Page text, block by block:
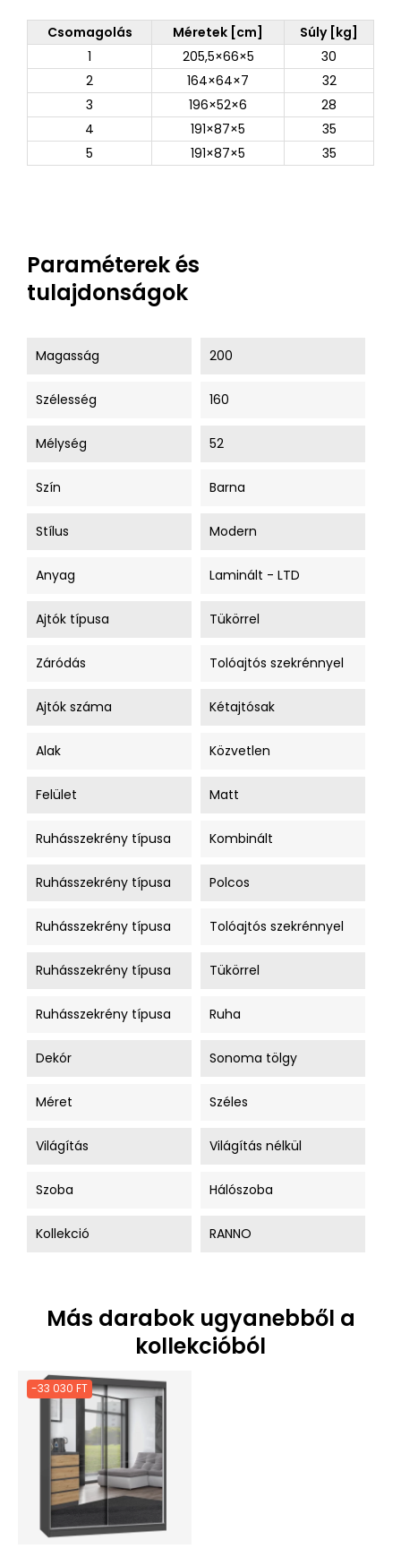
Csomagolás Méretek [cm]
Súly [kg]
1
205,5×66×5
30
2
164×64×7
32
3
196×52×6
28
4
191×87×5
35
5
191×87×5 35
Paraméterek és
tulajdonságok
Magasság 200
Szélesség 160
Mélység 52
Szín Barna
Stílus Modern
Anyag Laminált - LTD
Ajtók típusa Tükörrel
Záródás Tolóajtós szekrénnyel
Ajtók száma Kétajtósak
Alak Közvetlen
Felület Matt
Ruhásszekrény típusa Kombinált
Ruhásszekrény típusa Polcos
Ruhásszekrény típusa Tolóajtós szekrénnyel
Ruhásszekrény típusa Tükörrel
Ruhásszekrény típusa Ruha
Dekór Sonoma tölgy
Méret Széles
Világítás Világítás nélkül
Szoba Hálószoba
Kollekció RANNO
Más darabok ugyanebből a
kollekcióból
-33 030 FT